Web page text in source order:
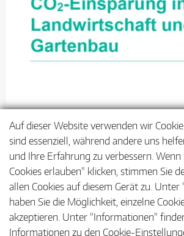
Auf dieser Website verwenden wir
sind essenziell, während andere uns
und Ihre Erfahrung zu verbessern. Wenn
Cookies erlauben" klicken, stimmen Sie
allen Cookies auf diesem Gerät zu.
haben Sie die Möglichkeit, einzelne
akzeptieren. Unter "Informationen"
Informationen zu den Cookie-